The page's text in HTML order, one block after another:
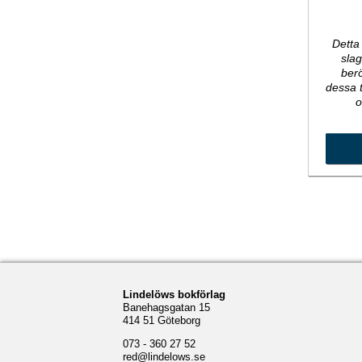
dessa
Lindelöws bokförlag
Banehagsgatan 15
414 51 Göteborg
073 - 360 27 52
red@lindelows.se